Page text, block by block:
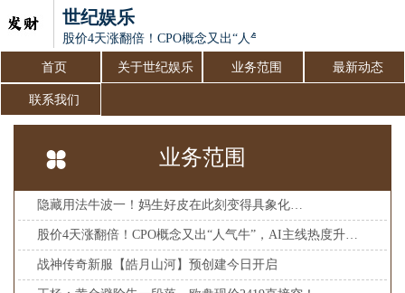
世纪娱乐
股价4天涨翻倍！CPO概念又出“人气牛”，AI主线热度升温，
首页 关于世纪娱乐 业务范围 最新动态
联系我们
业务范围
隐藏用法牛波一！妈生好皮在此刻变得具象化…
股价4天涨翻倍！CPO概念又出“人气牛”，AI主线热度升温，关注这些核心方向
战神传奇新服【皓月山河】预创建今日开启